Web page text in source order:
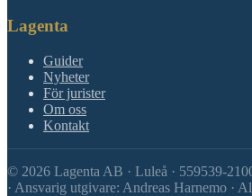
Lagenta
Guider
Nyheter
För jurister
Om oss
Kontakt
© 2026 Lagenta AB · Luleå · 559539-
· Ansvarig utgivare: Andreas Harnemo ·